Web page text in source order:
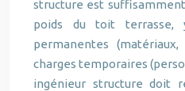
structure est
poids du toit terrasse,
permanentes
charges temporaires
ingénieur structure doit